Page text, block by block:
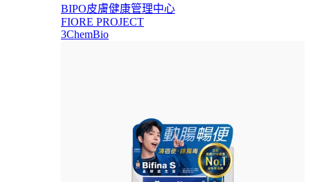
BIPO皮膚健康管理中心
FIORE PROJECT
3ChemBio